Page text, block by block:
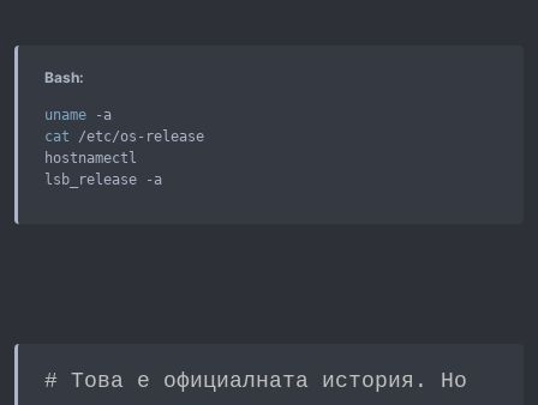
Bash:
uname
cat /etc/os-release
hostnamectl
lsb_release -a
# Това е официалната история. Но